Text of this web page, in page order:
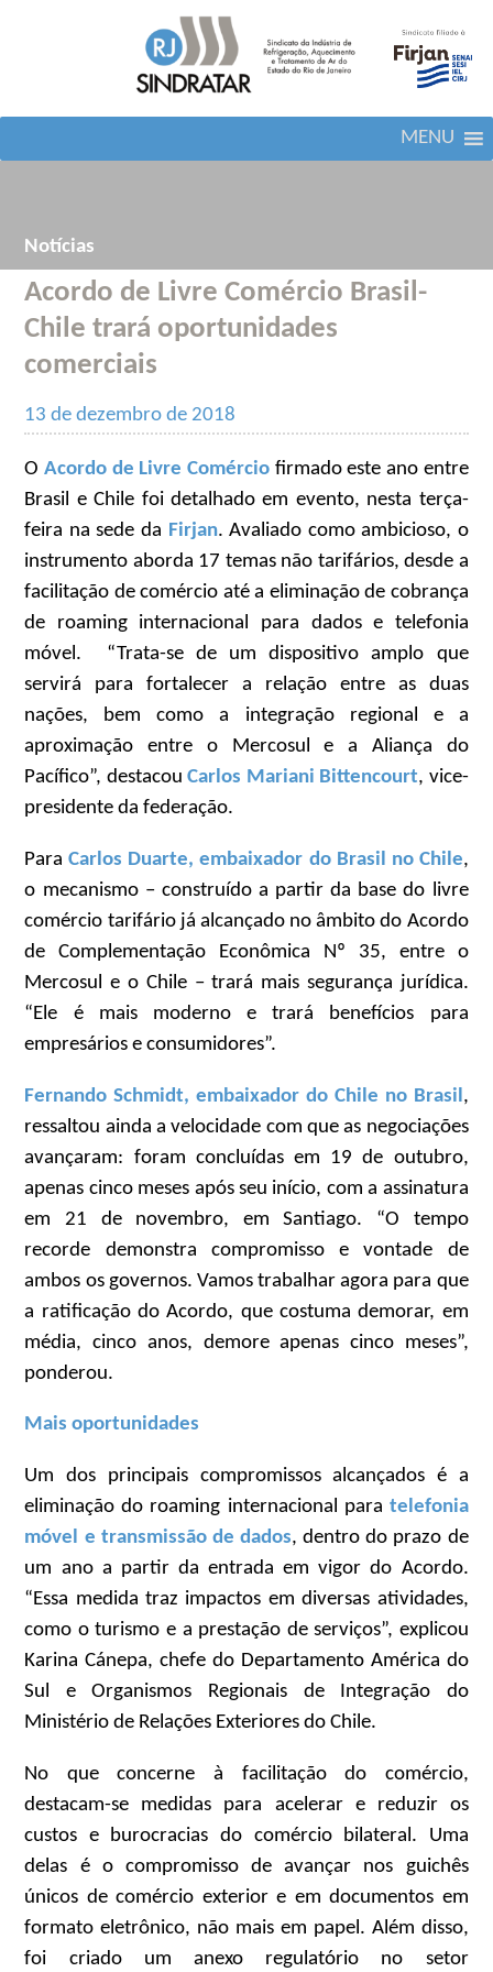
MENU
Notícias
Acordo de Livre Comércio Brasil-
Chile trará oportunidades
comerciais
13 de dezembro de 2018
OAcordo de Livre Comércio firmado este ano entre
Brasil e Chile foi detalhado em evento, nesta terça-
feira na sede da Firjan. Avaliado como ambicioso, o
instrumento aborda 17 temas não tarifários, desde a
facilitação de comércio até a eliminação de cobrança
de roaming internacional para dados e telefonia
móvel. “Trata-se de um dispositivo amplo que
servirá para fortalecer a relação entre as duas
nações, bem como a integração regional e a
aproximação entre o Mercosul e a Aliança do
Pacífico”, destacouCarlos Mariani Bittencourt, vice-
presidente da federação.
ParaCarlos Duarte, embaixador do Brasil no Chile,
o mecanismo – construído a partir da base do livre
comércio tarifário já alcançado no âmbito do Acordo
de Complementação Econômica Nº 35, entre o
Mercosul e o Chile – trará mais segurança jurídica.
“Ele é mais moderno e trará benefícios para
empresários e consumidores”.
Fernando Schmidt, embaixador do Chile no Brasil ,
ressaltou ainda a velocidade com que as negociações
avançaram: foram concluídas em 19 de outubro,
apenas cinco meses após seu início, com a assinatura
em 21 de novembro, em Santiago. “O tempo
recorde demonstra compromisso e vontade de
ambos os governos. Vamos trabalhar agora para que
a ratificação do Acordo, que costuma demorar, em
média, cinco anos, demore apenas cinco meses”,
ponderou.
Mais oportunidades
Um dos principais compromissos alcançados é a
eliminação do roaming internacional para telefonia
móvel e transmissão de dados, dentro do prazo de
um ano a partir da entrada em vigor do Acordo.
“Essa medida traz impactos em diversas atividades,
como o turismo e a prestação de serviços”, explicou
Karina Cánepa, chefe do Departamento América do
Sul e Organismos Regionais de Integração do
Ministério de Relações Exteriores do Chile.
No que concerne à facilitação do comércio,
destacam-se medidas para acelerar e reduzir os
custos e burocracias do comércio bilateral. Uma
delas é o compromisso de avançar nos guichês
únicos de comércio exterior e em documentos em
formato eletrônico, não mais em papel. Além disso,
foi criado um anexo regulatório no setor